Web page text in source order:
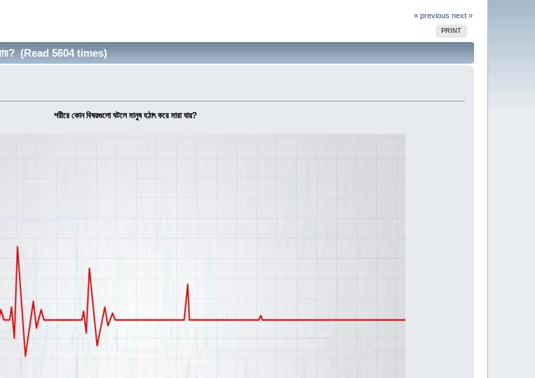
« previous next »
PRINT
যায়? (Read 5604 times)
শরীরে কোন বিষয়গুলো ঘটলে মানুষ হঠাৎ করে মারা যায়?